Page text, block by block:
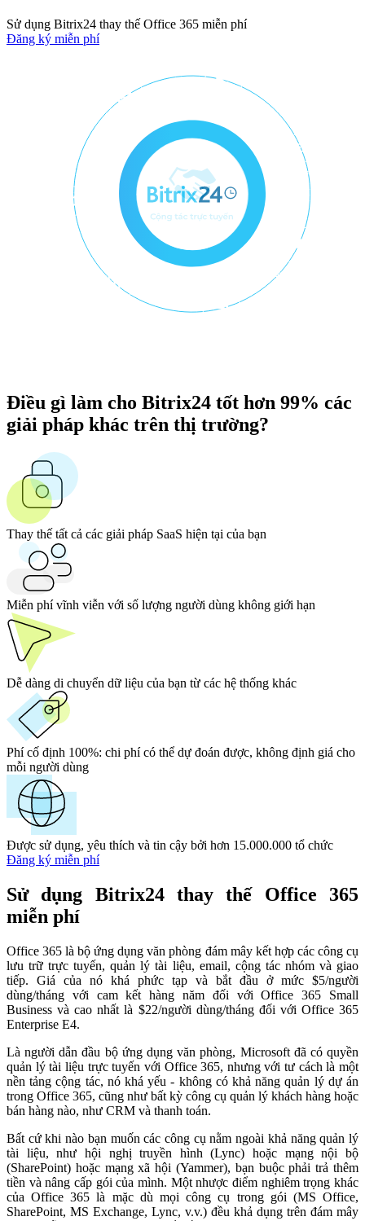
Sử dụng Bitrix24 thay thế Office 365 miễn phí
Đăng ký miễn phí
Điều gì làm cho Bitrix24 tốt hơn 99% các
giải pháp khác trên thị trường?
Thay thế tất cả các giải pháp SaaS hiện tại của bạn
Miễn phí vĩnh viễn với số lượng người dùng không giới hạn
Dễ dàng di chuyển dữ liệu của bạn từ các hệ thống khác
Phí cố định 100%: chi phí có thể dự đoán được, không định giá cho
mỗi người dùng
Được sử dụng, yêu thích và tin cậy bởi hơn 15.000.000 tổ chức
Đăng ký miễn phí
Sử dụng Bitrix24 thay thế Office 365
miễn phí
Office 365 là bộ ứng dụng văn phòng đám mây kết hợp các công cụ
lưu trữ trực tuyến, quản lý tài liệu, email, cộng tác nhóm và giao
tiếp. Giá của nó khá phức tạp và bắt đầu ở mức $5/người
dùng/tháng với cam kết hàng năm đối với Office 365 Small
Business và cao nhất là $22/người dùng/tháng đối với Office 365
Enterprise E4.
Là người dẫn đầu bộ ứng dụng văn phòng, Microsoft đã có quyền
quản lý tài liệu trực tuyến với Office 365, nhưng với tư cách là một
nền tảng cộng tác, nó khá yếu - không có khả năng quản lý dự án
trong Office 365, cũng như bất kỳ công cụ quản lý khách hàng hoặc
bán hàng nào, như CRM và thanh toán.
Bất cứ khi nào bạn muốn các công cụ nằm ngoài khả năng quản lý
tài liệu, như hội nghị truyền hình (Lync) hoặc mạng nội bộ
(SharePoint) hoặc mạng xã hội (Yammer), bạn buộc phải trả thêm
tiền và nâng cấp gói của mình. Một nhược điểm nghiêm trọng khác
của Office 365 là mặc dù mọi công cụ trong gói (MS Office,
SharePoint, MS Exchange, Lync, v.v.) đều khả dụng trên đám mây